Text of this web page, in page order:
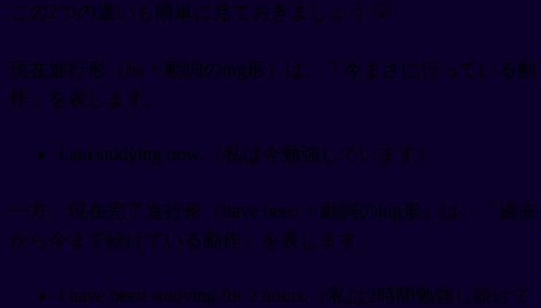
この2つの違いも簡単に見ておきましょう 💡
現在進行形（be + 動詞のing形）は、「今まさに行っている動
作」を表します。
I am studying now.（私は今勉強しています）
一方、現在完了進行形（have been + 動詞のing形）は、「過去
から今まで続けている動作」を表します。
I have been studying for 2 hours.（私は2時間勉強し続けて